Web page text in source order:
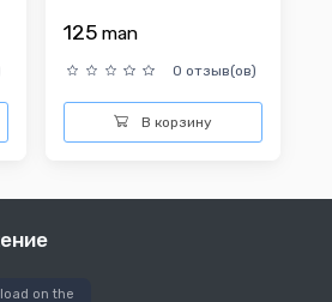
125 man
0 отзыв(ов)
В корзину
on the